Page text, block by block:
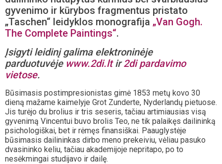
gyvenimo ir kūrybos fragmentus pristato
„Taschen“ leidyklos monografija „Van Gogh.
The Complete Paintings“.
Įsigyti leidinį galima elektroninėje
parduotuvėje www.2di.ltir2di pardavimo
vietose.
Būsimasis postimpresionistas gimė 1853 metų kovo 30
dieną mažame kaimelyje Grot Zunderte, Nyderlandų pietuose.
Jis turėjo du brolius ir tris seseris, tačiau artimiausias visą
gyvenimą Vincentui buvo brolis Teo, ne tik palaikęs dailininką
psichologiškai, bet ir rėmęs finansiškai. Paauglystėje
būsimasis dailininkas dirbo meno prekeiviu, vėliau pasuko
dvasininko keliu, tačiau akademijoje nepritapo, po to
nesėkmingai studijavo ir dailę.